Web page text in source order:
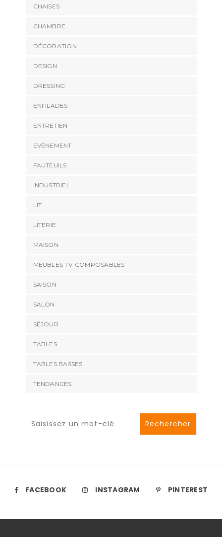
CHAISES
CHAMBRE
DÉCORATION
DESIGN
DRESSING
ENFILADES
ENTRETIEN
EVÈNEMENT
FAUTEUILS
INDUSTRIEL
LIT
LITERIE
MAISON
MEUBLES TV-COMPOSABLES
SAISON
SALON
SÉJOUR
TABLES
TABLES BASSES
TENDANCES
FACEBOOK INSTAGRAM PINTEREST